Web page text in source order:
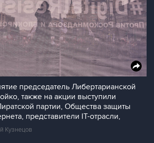
председатель Либертарианской
также на акции выступили
партии, Общества защиты
представители IT-отрасли,
Кузнецов